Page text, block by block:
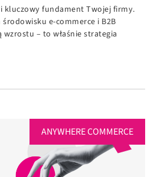
fundament Twojej firmy.
e-commerce i B2B
– to właśnie strategia
ANYWHERE COMMERCE